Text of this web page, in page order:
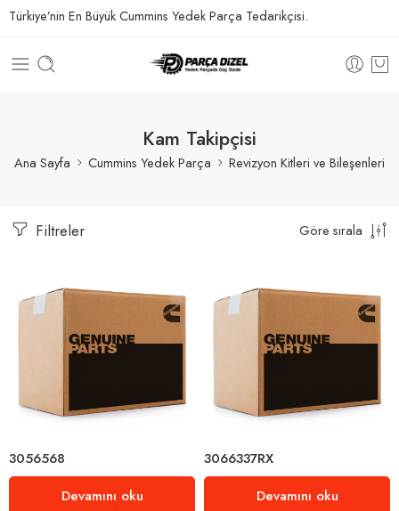
Türkiye’nin En Büyük Cummins Yedek Parça Tedarikçisi.
Kam Takipçisi
Ana Sayfa Cummins Yedek Parça Revizyon Kitleri ve Bileşenleri
Filtreler Göre sırala
3056568
Devamını oku
3066337RX
Devamını oku